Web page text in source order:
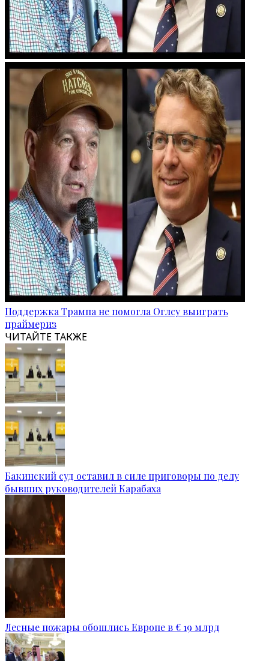
Поддержка Трампа не помогла Оглсу выиграть
праймериз
ЧИТАЙТЕ ТАКЖЕ
Бакинский суд оставил в силе приговоры по делу
бывших руководителей Карабаха
Лесные пожары обошлись Европе в € 19 млрд